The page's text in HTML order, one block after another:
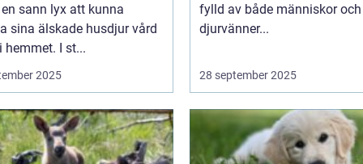
sann lyx att kunna
sina älskade husdjur vård
hemmet. I st...
2025
fylld av både människor
djurvänner...
28 september 2025